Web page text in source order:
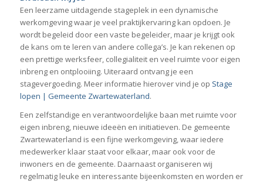
Een leerzame uitdagende stageplek in een dynamische
werkomgeving waar je veel praktijkervaring kan opdoen. Je
wordt begeleid door een vaste begeleider, maar je krijgt ook
de kans om te leren van andere collega’s. Je kan rekenen op
een prettige werksfeer, collegialiteit en veel ruimte voor eigen
inbreng en ontplooiing. Uiteraard ontvang je een
stagevergoeding. Meer informatie hierover vind je op Stage
lopen | Gemeente Zwartewaterland.
Een zelfstandige en verantwoordelijke baan met ruimte voor
eigen inbreng, nieuwe ideeën en initiatieven. De gemeente
Zwartewaterland is een fijne werkomgeving, waar iedere
medewerker klaar staat voor elkaar, maar ook voor de
inwoners en de gemeente. Daarnaast organiseren wij
regelmatig leuke en interessante bijeenkomsten en worden er